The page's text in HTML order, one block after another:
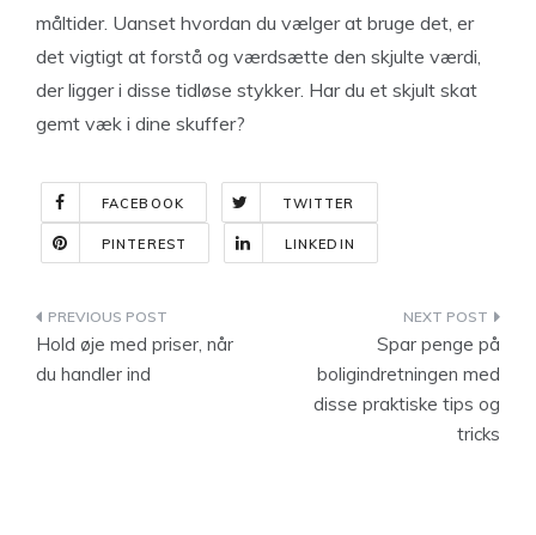
måltider. Uanset hvordan du vælger at bruge det, er
det vigtigt at forstå og værdsætte den skjulte værdi,
der ligger i disse tidløse stykker. Har du et skjult skat
gemt væk i dine skuffer?
FACEBOOK TWITTER
PINTEREST LINKEDIN
Indlægsnavigation
Hold øje med priser, når
du handler ind
Spar penge på
boligindretningen med
disse praktiske tips og
tricks